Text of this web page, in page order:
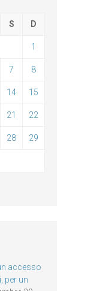
S D
1
7 8
14 15
21 22
28 29
accesso
per un